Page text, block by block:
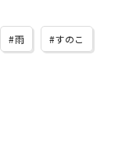
雨 すのこ